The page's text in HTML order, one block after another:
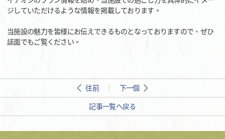
ジしていただけるような情報を掲載しております。
当施設の魅力を皆様にお伝えできるものとなっておりますので、ぜひ
誌面でもご覧ください。
往前 下一個
記事一覧へ戻る